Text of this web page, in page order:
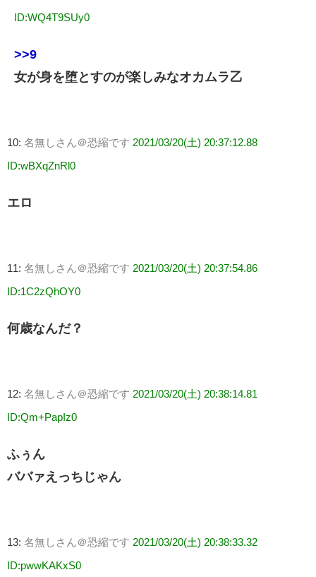
ID:WQ4T9SUy0
>>9
女が身を堕とすのが楽しみなオカムラ乙
10: 名無しさん＠恐縮です 2021/03/20(土) 20:37:12.88
ID:wBXqZnRl0
エロ
11: 名無しさん＠恐縮です 2021/03/20(土) 20:37:54.86
ID:1C2zQhOY0
何歳なんだ？
12: 名無しさん＠恐縮です 2021/03/20(土) 20:38:14.81
ID:Qm+PapIz0
ふぅん
ババァえっちじゃん
13: 名無しさん＠恐縮です 2021/03/20(土) 20:38:33.32
ID:pwwKAKxS0